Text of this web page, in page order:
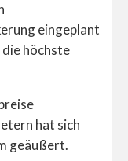
eingeplant
höchste
hat sich
geäußert.